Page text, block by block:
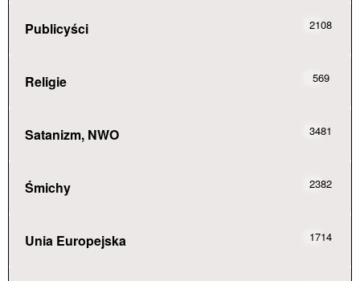
Publicyści 2108
Religie 569
Satanizm, NWO 3481
Śmichy 2382
Unia Europejska 1714